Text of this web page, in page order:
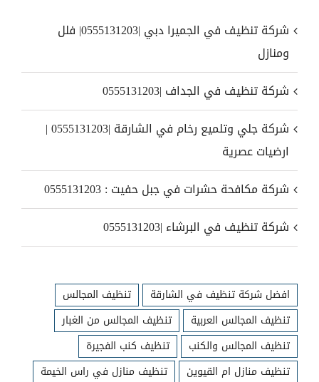
شركة تنظيف في الجميرا دبي |0555131203| فلل
ومنازل
شركة تنظيف في الجداف |0555131203
شركة جلي وتلميع رخام في الشارقة |0555131203 |
ارضيات عصرية
شركة مكافحة حشرات في جبل حفيت : 0555131203
شركة تنظيف في البرشاء |0555131203
افضل شركة تنظيف في الشارقة
تنظيف المجالس
تنظيف المجالس العربية
تنظيف المجالس من الغبار
تنظيف المجالس والكنب
تنظيف كنب الفجيرة
تنظيف منازل ام القيوين
تنظيف منازل في راس الخيمة